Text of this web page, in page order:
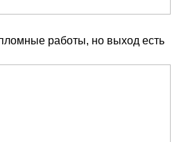
работы, но выход есть